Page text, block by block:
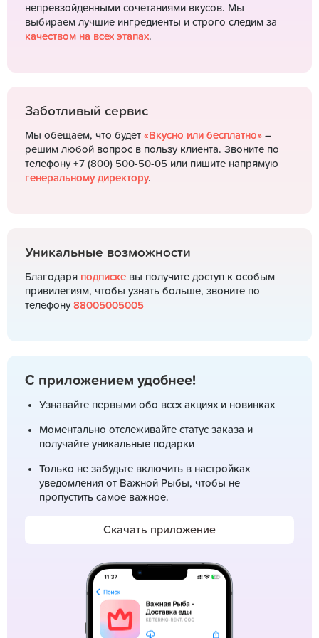
непревзойденными сочетаниями вкусов. Мы
выбираем лучшие ингредиенты и строго следим за
качеством на всех этапах.
Заботливый сервис
Мы обещаем, что будет «Вкусно или бесплатно» –
решим любой вопрос в пользу клиента. Звоните по
телефону +7 (800) 500-50-05 или пишите напрямую
генеральному директору.
Уникальные возможности
Благодаря подписке вы получите доступ к особым
привилегиям, чтобы узнать больше, звоните по
телефону 88005005005
С приложением удобнее!
Узнавайте первыми обо всех акциях и новинках
Моментально отслеживайте статус заказа и
получайте уникальные подарки
Только не забудьте включить в настройках
уведомления от Важной Рыбы, чтобы не
пропустить самое важное.
Скачать приложение